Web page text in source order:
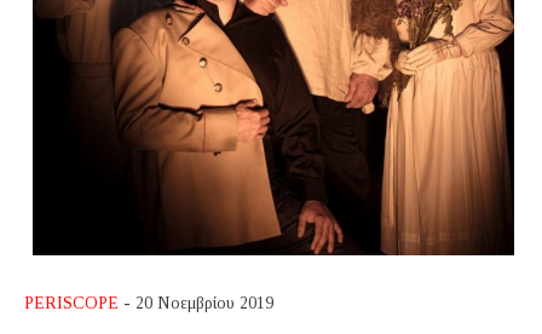
PERISCOPE - 20 Νοεμβρίου 2019